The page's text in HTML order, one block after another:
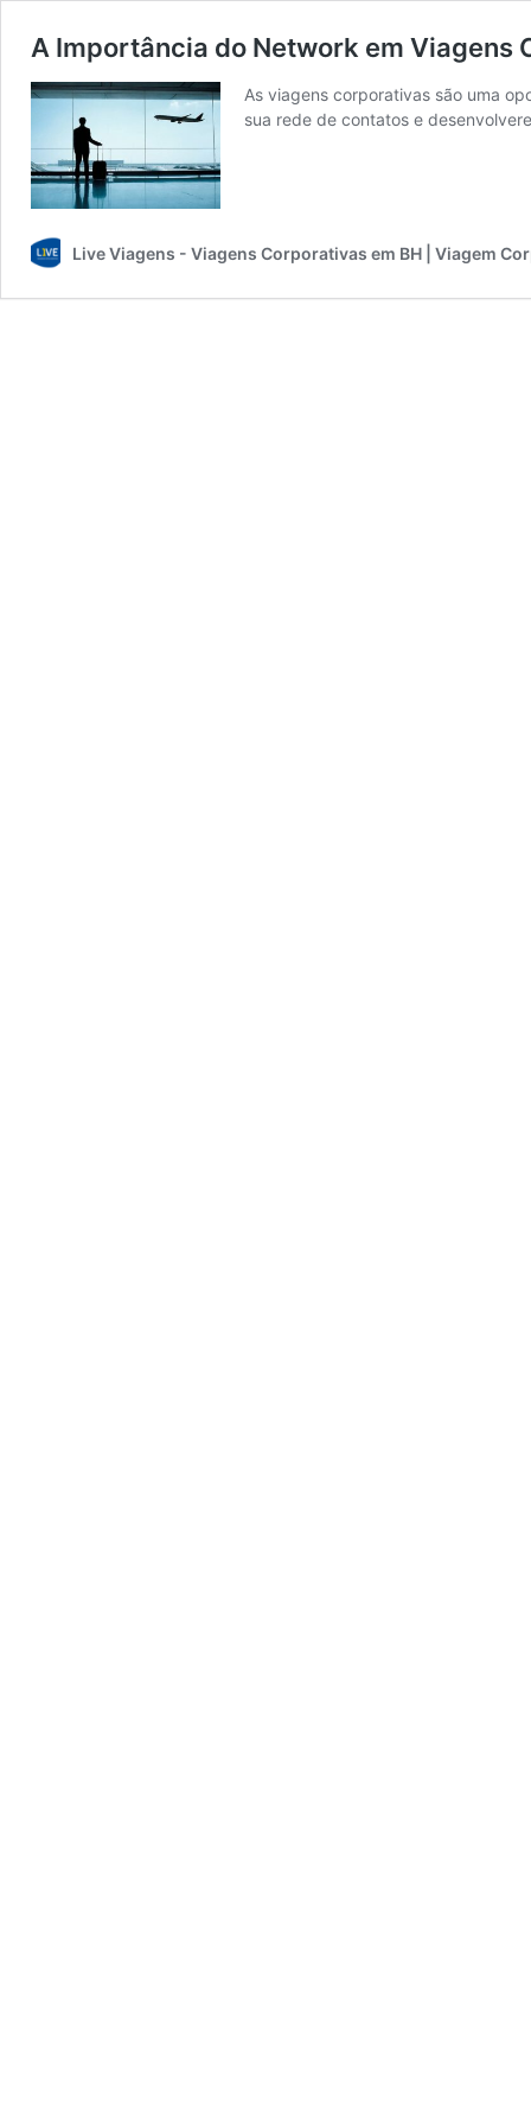
A Importância do Network em Viagens
As viagens corporativas são uma
sua rede de contatos e
Live Viagens - Viagens Corporativas em BH | Viagem